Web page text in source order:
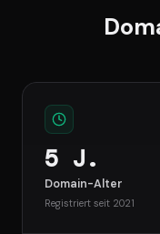
5 J.
Domain-Alter
Registriert seit 2021